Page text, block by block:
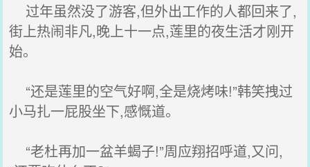
过年虽然没了游客,但外出工作的人都回来了,
街上热闹非凡,晚上十一点,莲里的夜生活才刚开
始。
“还是莲里的空气好啊,全是烧烤味!”韩笑拽过
小马扎一屁股坐下,感慨道。
“老杜再加一盆羊蝎子!”周应翔招呼道,又问,